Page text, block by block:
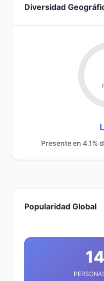
Diversidad
Presente en 4.1%
Popularidad Global